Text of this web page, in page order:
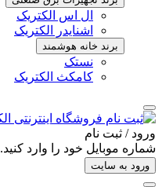
ال اس الکتریک
اشنایدر الکتریک
برند خانه هوشمند
نستک
کامکث الکتریک
ورود / ثبت ‌نام
شماره موبایل خود را وارد کنید.
ورود به سایت